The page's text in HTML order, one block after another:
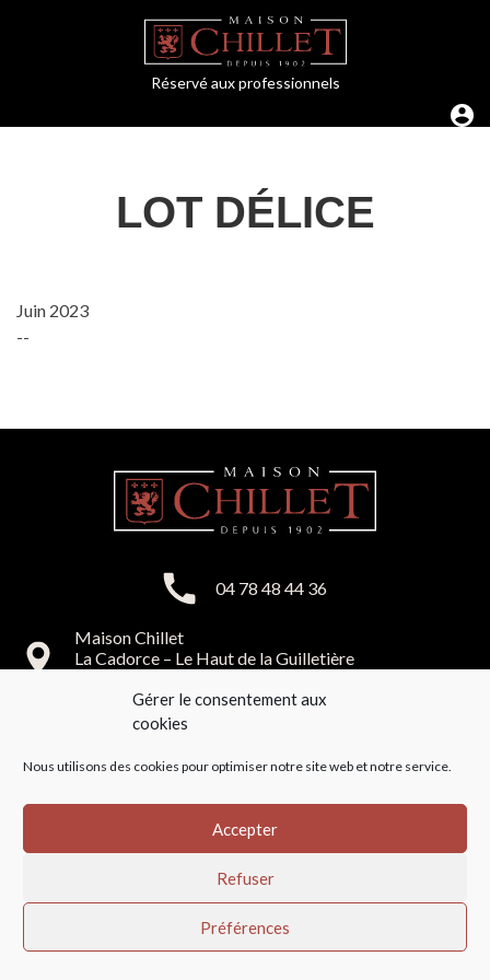
Gérer le consentement aux
cookies
Nous utilisons des cookies pour optimiser notre site web et notre service.
Accepter
Refuser
Préférences
ou besoin d’un tarif ?
Réservé aux professionnels
LOT DÉLICE
Juin 2023
--
04 78 48 44 36
Maison Chillet
La Cadorce – Le Haut de la Guilletière
info@chillet.fr
CGV—Mentions légales— copyright © Maison Chillet —